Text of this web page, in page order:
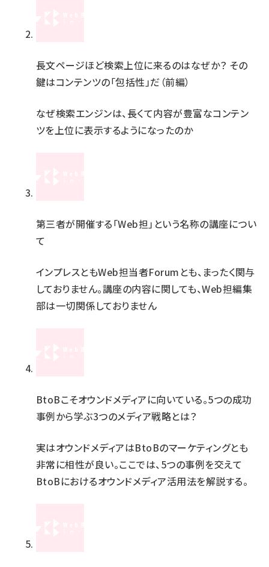
長文ページほど検索上位に来るのはなぜか？ その
鍵はコンテンツの「包括性」だ（前編）
なぜ検索エンジンは、長くて内容が豊富なコンテン
ツを上位に表示するようになったのか
第三者が開催する「Web担」という名称の講座につい
て
インプレスともWeb担当者Forumとも、まったく関与
しておりません。講座の内容に関しても、Web担編集
部は一切関係しておりません
BtoBこそオウンドメディアに向いている。5つの成功
事例から学ぶ3つのメディア戦略とは？
実はオウンドメディアはBtoBのマーケティングとも
非常に相性が良い。ここでは、5つの事例を交えて
BtoBにおけるオウンドメディア活用法を解説する。